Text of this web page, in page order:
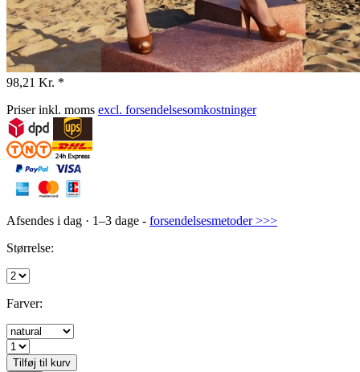
98,21 Kr. *
Priser inkl. moms excl. forsendelsesomkostninger
Afsendes i dag · 1–3 dage - forsendelsesmetoder >>>
Størrelse:
Farver:
Tilføj til kurv